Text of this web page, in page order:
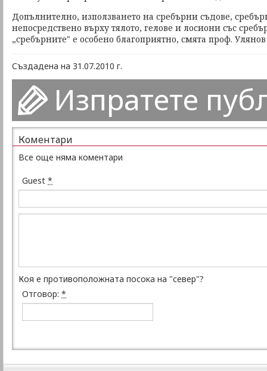
Допълнително, използването на сребърни съдове,
непосредствено върху тялото, гелове и лосиони със
„сребърните" е особено благоприятно, смята проф. Улянов
Създадена на 31.07.2010 г.
Изпратете
Коментари
Все още няма коментари
Guest *
Коя е противоположната посока на "север"?
Отговор: *